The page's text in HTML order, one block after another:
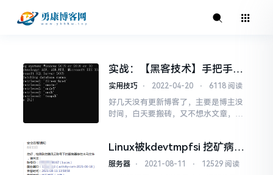
实战：【黑客技术】手把手教
你如何攻击一个网站
实用技巧 ⋅ 2022-04-20 ⋅ 6118 阅读
好几天没有更新博客了，主要是博主没
时间，白天要搬砖，又不想水文章，只
段XSS攻击：利用网页开发时留下的漏
洞，通过巧妙的方法注入恶意指令代码
Linux被kdevtmpfsi 挖矿病毒
入侵
服务器 ⋅ 2021-08-11 ⋅ 12529 阅读